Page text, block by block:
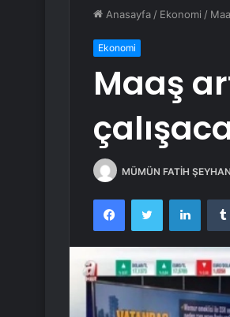
Anasayfa / Ekonomi /
Ekonomi
Maaş
MÜMÜN FATİH
FacebookTwitter